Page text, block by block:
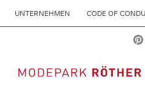
UNTERNEHMEN CODE OF